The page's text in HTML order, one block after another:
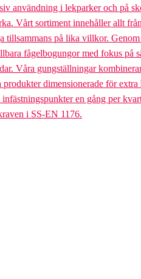
användning i lekparker och på
Vårt sortiment innehåller allt
på lika villkor.
fågelbogungor med fokus på
Våra gungställningar
dimensionerade för
en gång per
i SS-EN 1176.